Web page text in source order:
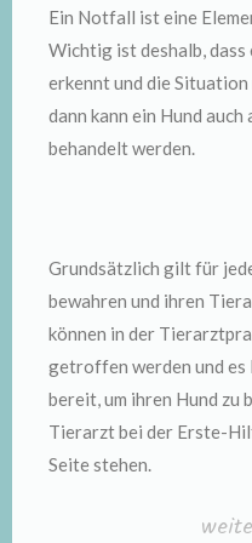
Ein Notfall ist eine
Wichtig ist deshalb,
erkennt und die
dann kann ein Hund auch
behandelt werden.
Grundsätzlich gilt für
bewahren und ihren
können in der
getroffen werden und
bereit, um ihren Hund zu
Tierarzt bei der Erste-
Seite stehen.